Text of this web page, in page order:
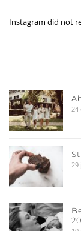
Instagram did not
29